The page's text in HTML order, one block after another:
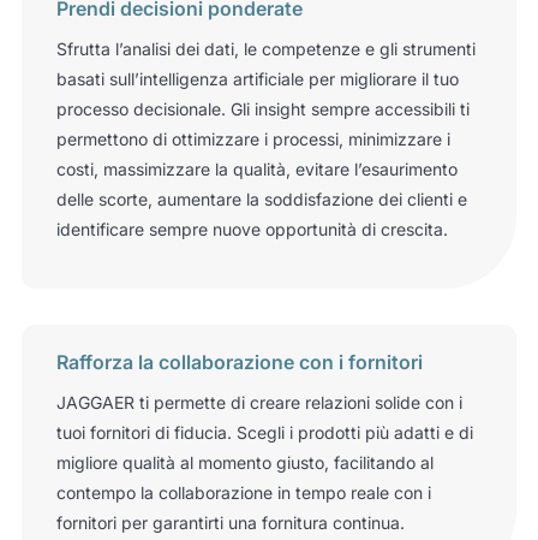
Prendi decisioni ponderate
Sfrutta l’analisi dei dati, le competenze e gli strumenti
basati sull’intelligenza artificiale per migliorare il tuo
processo decisionale. Gli insight sempre accessibili ti
permettono di ottimizzare i processi, minimizzare i
costi, massimizzare la qualità, evitare l’esaurimento
delle scorte, aumentare la soddisfazione dei clienti e
identificare sempre nuove opportunità di crescita.
Rafforza la collaborazione con i fornitori
JAGGAER ti permette di creare relazioni solide con i
tuoi fornitori di fiducia. Scegli i prodotti più adatti e di
migliore qualità al momento giusto, facilitando al
contempo la collaborazione in tempo reale con i
fornitori per garantirti una fornitura continua.